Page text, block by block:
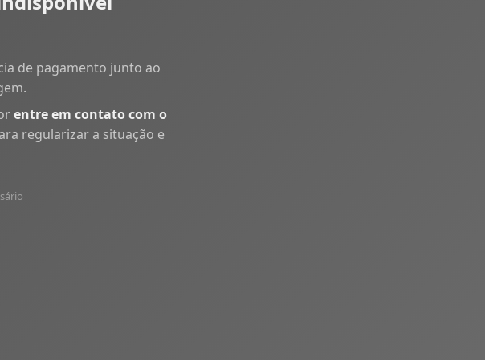
de pagamento junto ao
entre em contato com o
regularizar a situação e